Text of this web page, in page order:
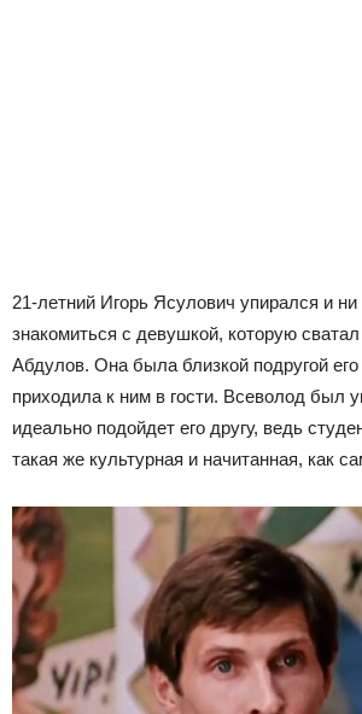
21-летний Игорь Ясулович упирался и
знакомиться с девушкой, которую
Абдулов. Она была близкой подругой
приходила к ним в гости. Всеволод был
идеально подойдет его другу, ведь
такая же культурная и начитанная, как